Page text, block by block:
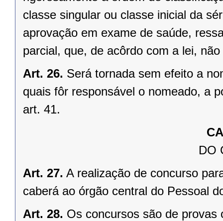
classe singular ou classe inicial da
aprovação em exame de saúde,
parcial, que, de acôrdo com a lei,
Art. 26. Será tornada sem efeito a
quais fôr responsável o nomeado, a
art. 41.
DO
Art. 27. A realização de concurso
caberá ao órgão central do Pessoal
Art. 28. Os concursos são de